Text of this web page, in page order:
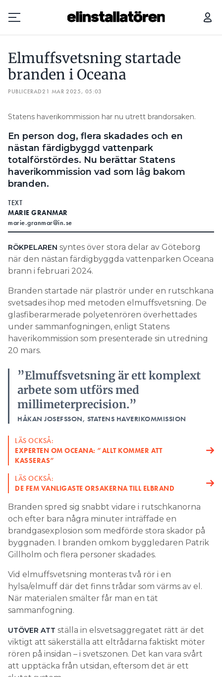
Prenumerera
Hantera prenumeration
Lediga jobb
Annonsera
Läs E-tidningen
Kontakt
Personuppgifter
Elmuffsvetsning startade
branden i Oceana
PUBLICERAD21 MAR 2025, 05:03
Statens haverikommission har nu utrett brandorsaken.
En person dog, flera skadades och en
nästan färdigbyggd vattenpark
totalförstördes. Nu berättar Statens
haverikommission vad som låg bakom
branden.
TEXT
MARIE GRANMAR
marie.granmar@in.se
RÖKPELAREN syntes över stora delar av Göteborg
när den nästan färdigbyggda vattenparken Oceana
brann i februari 2024.
Branden startade när plaströr under en rutschkana
svetsades ihop med metoden elmuffsvetsning. De
glasfiberarmerade polyetenrören överhettades
under sammanfogningen, enligt Statens
haverikommission som presenterade sin utredning
20 mars.
”Elmuffsvetsning är ett komplext
arbete som utförs med
millimeterprecision.”
HÅKAN JOSEFSSON, STATENS HAVERIKOMMISSION
LÄS OCKSÅ:
EXPERTEN OM OCEANA: ”ALLT KOMMER ATT
KASSERAS”
LÄS OCKSÅ:
DE FEM VANLIGASTE ORSAKERNA TILL ELBRAND
Branden spred sig snabbt vidare i rutschkanorna
och efter bara några minuter inträffade en
brandgasexplosion som medförde stora skador på
byggnaden. I branden omkom byggledaren Patrik
Gillholm och flera personer skadades.
Vid elmuffsvetsning monteras två rör i en
hylsa/elmuff där det finns trådar som värms av el.
När materialen smälter får man en tät
sammanfogning.
UTÖVER ATT ställa in elsvetsaggregatet rätt är det
viktigt att säkerställa att eltrådarna faktiskt möter
rören på insidan – i svetszonen. Det kan vara svårt
att upptäcka från utsidan, eftersom det är ett
ELMUFFSVETSNING STARTADE BRANDEN I OCEANA